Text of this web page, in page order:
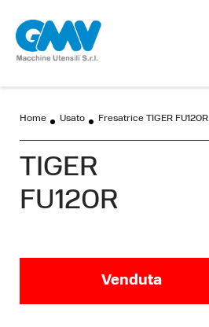
Home Usato Fresatrice TIGER FU120R
TIGER
FU120R
Venduta